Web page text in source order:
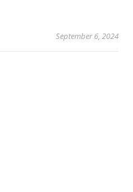
September 6, 2024